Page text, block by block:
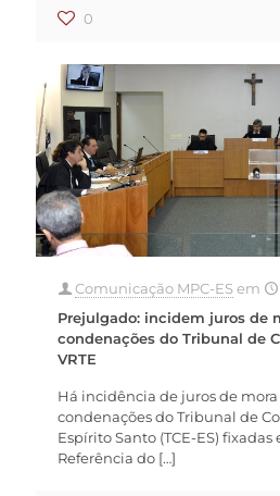
0
Comunicação MPC-ESem
Prejulgado: incidem juros de
condenações do Tribunal de
VRTE
Há incidência de juros de mora
condenações do Tribunal de
Espírito Santo (TCE-ES) fixadas
Referência do […]